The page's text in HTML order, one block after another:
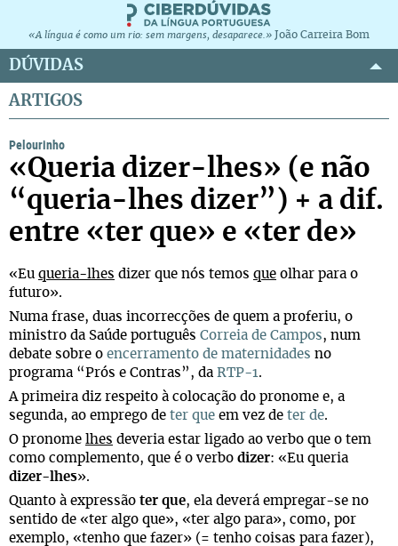
«A língua é como um rio: sem margens, desaparece.» João Carreira Bom
DÚVIDAS
ARTIGOS
Pelourinho
«Queria dizer-lhes» (e não
“queria-lhes dizer”) + a dif.
entre «ter que» e «ter de»
«Eu queria-lhes dizer que nós temos que olhar para o
futuro».
Numa frase, duas incorrecções de quem a proferiu, o
ministro da Saúde português Correia de Campos, num
debate sobre o encerramento de maternidades no
programa “Prós e Contras”, da RTP-1.
A primeira diz respeito à colocação do pronome e, a
segunda, ao emprego de ter que em vez de ter de.
O pronome lhes deveria estar ligado ao verbo que o tem
como complemento, que é o verbo dizer: «Eu queria
dizer-lhes».
Quanto à expressão ter que, ela deverá empregar-se no
sentido de «ter algo que», «ter algo para», como, por
exemplo, «tenho que fazer» (= tenho coisas para fazer),